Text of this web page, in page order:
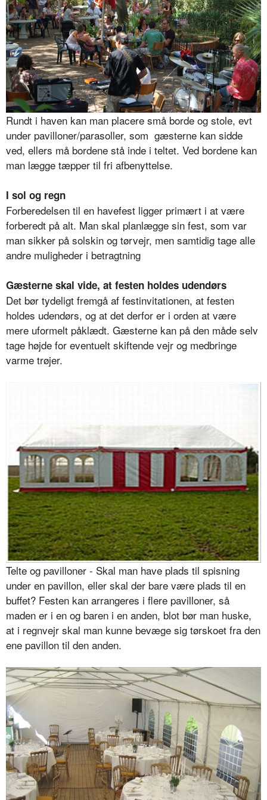
Rundt i haven kan man placere små borde og stole, evt
under pavilloner/parasoller, som gæsterne kan sidde
ved, ellers må bordene stå inde i teltet. Ved bordene kan
man lægge tæpper til fri afbenyttelse.
I sol og regn
Forberedelsen til en havefest ligger primært i at være
forberedt på alt. Man skal planlægge sin fest, som var
man sikker på solskin og tørvejr, men samtidig tage alle
andre muligheder i betragtning
Gæsterne skal vide, at festen holdes udendørs
Det bør tydeligt fremgå af festinvitationen, at festen
holdes udendørs, og at det derfor er i orden at være
mere uformelt påklædt. Gæsterne kan på den måde selv
tage højde for eventuelt skiftende vejr og medbringe
varme trøjer.
Telte og pavilloner - Skal man have plads til spisning
under en pavillon, eller skal der bare være plads til en
buffet? Festen kan arrangeres i flere pavilloner, så
maden er i en og baren i en anden, blot bør man huske,
at i regnvejr skal man kunne bevæge sig tørskoet fra den
ene pavillon til den anden.